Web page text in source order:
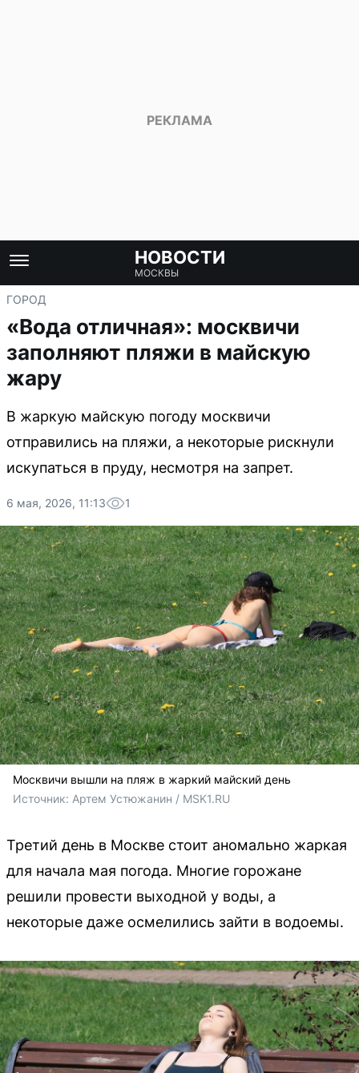
НОВОСТИ
МОСКВЫ
ГОРОД
«Вода отличная»: москвичи
заполняют пляжи в майскую
жару
В жаркую майскую погоду москвичи
отправились на пляжи, а некоторые рискнули
искупаться в пруду, несмотря на запрет.
6 мая, 2026, 11:13 1
Москвичи вышли на пляж в жаркий майский день
Источник: Артем Устюжанин / MSK1.RU
Третий день в Москве стоит аномально жаркая
для начала мая погода. Многие горожане
решили провести выходной у воды, а
некоторые даже осмелились зайти в водоемы.